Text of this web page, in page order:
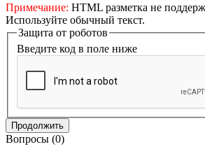
Примечание: HTML разметка не
Используйте обычный текст.
Защита от роботов
Введите код в поле ниже
Продолжить
Вопросы (0)